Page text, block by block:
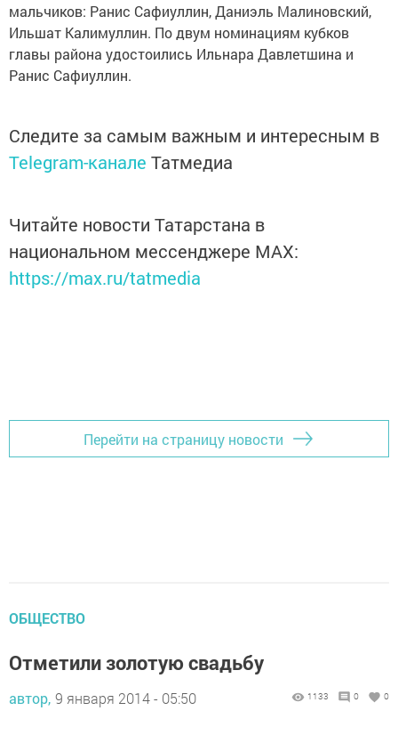
мальчиков: Ранис Сафиуллин, Даниэль Малиновский,
Ильшат Калимуллин. По двум номинациям кубков
главы района удостоились Ильнара Давлетшина и
Ранис Сафиуллин.
Следите за самым важным и интересным в
Telegram-канале Татмедиа
Читайте новости Татарстана в
национальном мессенджере MАХ:
https://max.ru/tatmedia
Перейти на страницу новости
ОБЩЕСТВО
Отметили золотую свадьбу
автор, 9 января 2014 - 05:50 1133 0 0